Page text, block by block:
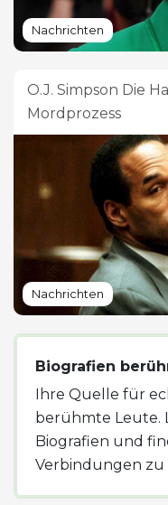
Nachrichten
O.J. Simpson Die
Mordprozess
Nachrichten
Biografien
Ihre Quelle für
berühmte Leute.
Biografien und
Verbindungen zu